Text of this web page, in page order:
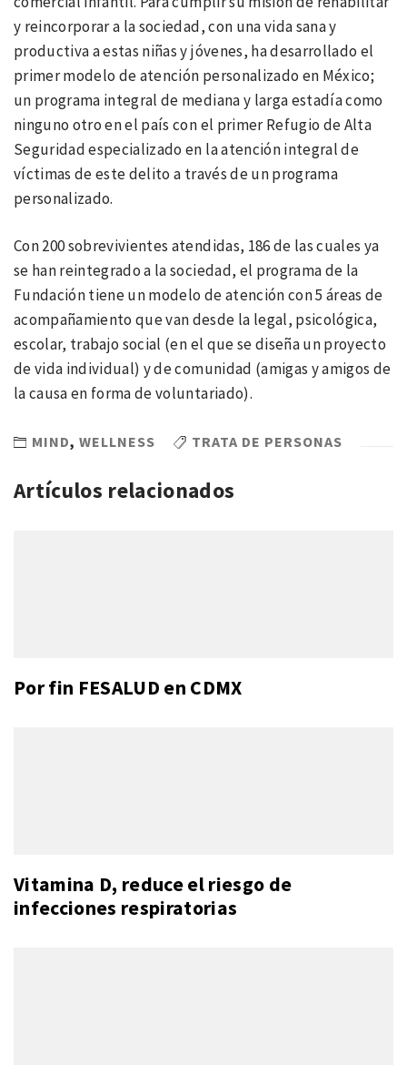
y reincorporar a la sociedad, con una vida sana y
productiva a estas niñas y jóvenes, ha desarrollado el
primer modelo de atención personalizado en México;
un programa integral de mediana y larga estadía como
ninguno otro en el país con el primer Refugio de Alta
Seguridad especializado en la atención integral de
víctimas de este delito a través de un programa
personalizado.
Con 200 sobrevivientes atendidas, 186 de las cuales ya
se han reintegrado a la sociedad, el programa de la
Fundación tiene un modelo de atención con 5 áreas de
acompañamiento que van desde la legal, psicológica,
escolar, trabajo social (en el que se diseña un proyecto
de vida individual) y de comunidad (amigas y amigos de
la causa en forma de voluntariado).
MIND, WELLNESS TRATA DE PERSONAS
Artículos relacionados
Por fin FESALUD en CDMX
Vitamina D, reduce el riesgo de
infecciones respiratorias